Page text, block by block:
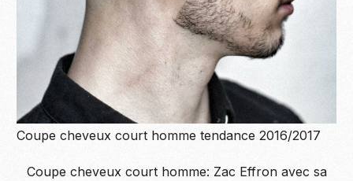
Coupe cheveux court homme tendance 2016/2017
Coupe cheveux court homme: Zac Effron avec sa